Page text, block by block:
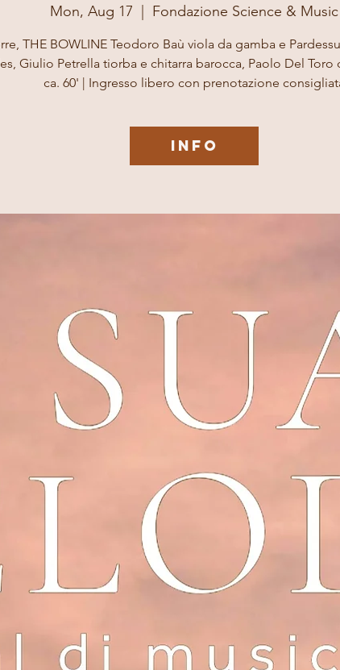
Mon, Aug 17 Fondazione Science & Music
THE BOWLINE Teodoro Baù viola da gamba e
Giulio Petrella tiorba e chitarra barocca, Paolo Del Toro
ca. 60' | Ingresso libero con prenotazione
INFO